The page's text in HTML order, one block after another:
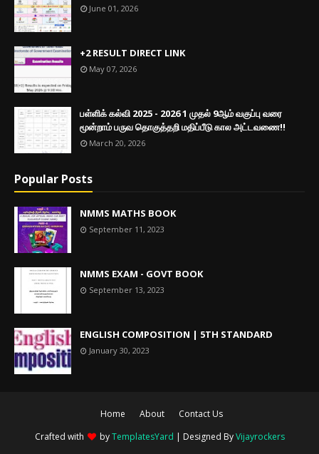
June 01, 2026
+2 RESULT DIRECT LINK
May 07, 2026
பள்ளிக் கல்வி 2025 - 2026 1 முதல் 9ஆம் வகுப்பு வரை
மூன்றாம் பருவ தொகுத்தறி மதிப்பீடு கால அட்டவணை!!
March 20, 2026
Popular Posts
NMMS MATHS BOOK
September 11, 2023
NMMS EXAM - GOVT BOOK
September 13, 2023
ENGLISH COMPOSITION | 5TH STANDARD
January 30, 2023
Home About
Contact Us
Crafted with
byTemplatesYard | Designed ByVijayrockers